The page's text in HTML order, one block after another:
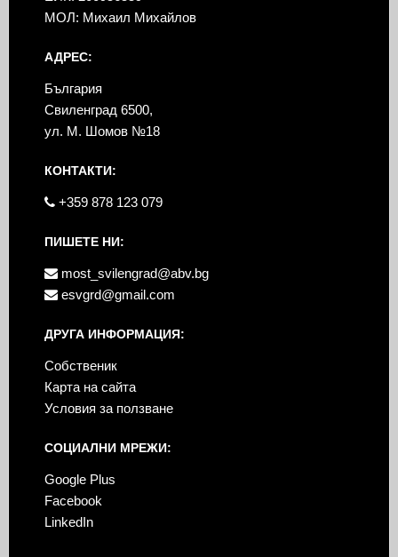
МОЛ: Михаил Михайлов
АДРЕС:
България
Свиленград 6500,
ул. М. Шомов №18
КОНТАКТИ:
+359 878 123 079
ПИШЕТЕ НИ:
most_svilengrad@abv.bg
esvgrd@gmail.com
ДРУГА ИНФОРМАЦИЯ:
Собственик
Карта на сайта
Условия за ползване
СОЦИАЛНИ МРЕЖИ:
Google Plus
Facebook
LinkedIn